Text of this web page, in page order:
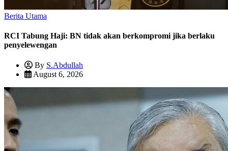
Berita Utama
RCI Tabung Haji: BN tidak akan berkompromi jika berlaku
penyelewengan
By S.Abdullah
August 6, 2026